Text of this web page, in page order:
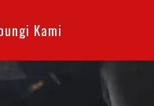
Kami